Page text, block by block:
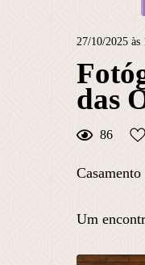
27/10/2025 às
das
86
Um